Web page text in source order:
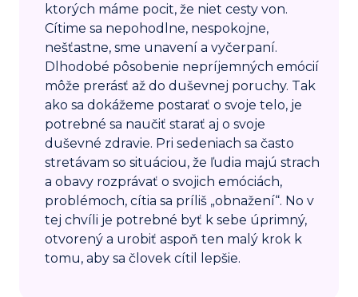
ktorých máme pocit, že niet cesty von.
Cítime sa nepohodlne, nespokojne,
nešťastne, sme unavení a vyčerpaní.
Dlhodobé pôsobenie nepríjemných emócií
môže prerásť až do duševnej poruchy. Tak
ako sa dokážeme postarať o svoje telo, je
potrebné sa naučiť starať aj o svoje
duševné zdravie. Pri sedeniach sa často
stretávam so situáciou, že ľudia majú strach
a obavy rozprávať o svojich emóciách,
problémoch, cítia sa príliš „obnažení“. No v
tej chvíli je potrebné byť k sebe úprimný,
otvorený a urobiť aspoň ten malý krok k
tomu, aby sa človek cítil lepšie.